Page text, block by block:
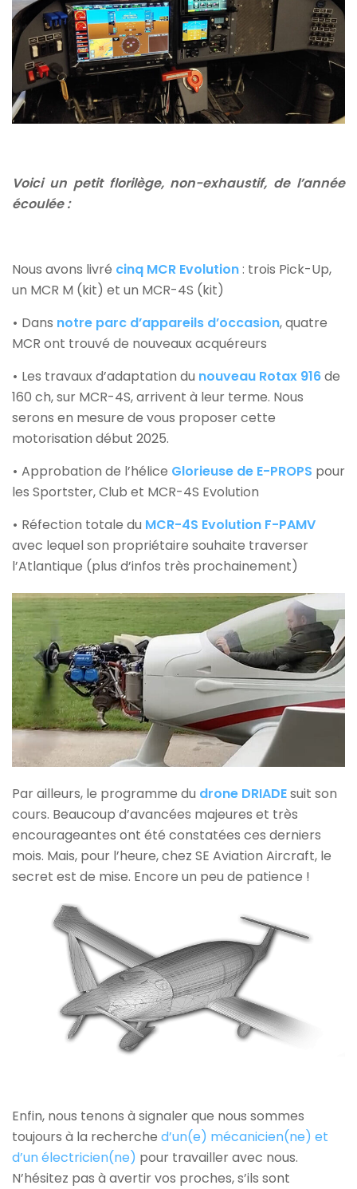
Voici un petit florilège, non-exhaustif, de l’année
écoulée :
Nous avons livré cinq MCR Evolution: trois Pick-Up,
un MCR M (kit) et un MCR-4S (kit)
• Dans notre parc d’appareils d’occasion, quatre
MCR ont trouvé de nouveaux acquéreurs
• Les travaux d’adaptation du nouveau Rotax 916de
160 ch, sur MCR-4S, arrivent à leur terme. Nous
serons en mesure de vous proposer cette
motorisation début 2025.
• Approbation de l’hélice Glorieuse de E-PROPS pour
les Sportster, Club et MCR-4S Evolution
• Réfection totale du MCR-4S Evolution F-PAMV
avec lequel son propriétaire souhaite traverser
l’Atlantique (plus d’infos très prochainement)
Par ailleurs, le programme du drone DRIADEsuit son
cours. Beaucoup d’avancées majeures et très
encourageantes ont été constatées ces derniers
mois. Mais, pour l’heure, chez SE Aviation Aircraft, le
secret est de mise. Encore un peu de patience !
Enfin, nous tenons à signaler que nous sommes
toujours à la recherche d’un(e) mécanicien(ne) et
d’un électricien(ne) pour travailler avec nous.
N’hésitez pas à avertir vos proches, s’ils sont